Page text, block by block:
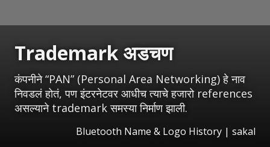
Trademark अडचण
कंपनीने “PAN” (Personal Area Networking) हे नाव
निवडलं होतं, पण इंटरनेटवर आधीच त्याचे हजारो references
असल्याने trademark समस्या निर्माण झाली.
Bluetooth Name & Logo History | sakal